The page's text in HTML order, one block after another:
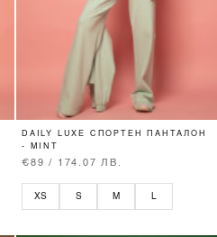
DAILY LUXE СПОРТЕН ПАНТАЛОН
- MINT
€89 / 174.07 ЛВ.
XS S M